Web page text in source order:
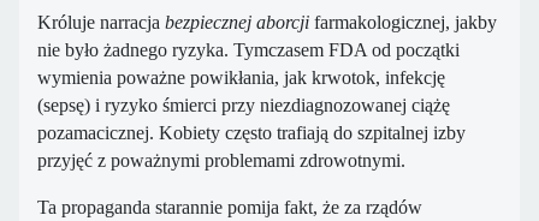
Króluje narracja bezpiecznej aborcji farmakologicznej, jakby
nie było żadnego ryzyka. Tymczasem FDA od początki
wymienia poważne powikłania, jak krwotok, infekcję
(sepsę) i ryzyko śmierci przy niezdiagnozowanej ciążę
pozamacicznej. Kobiety często trafiają do szpitalnej izby
przyjęć z poważnymi problemami zdrowotnymi.
Ta propaganda starannie pomija fakt, że za rządów